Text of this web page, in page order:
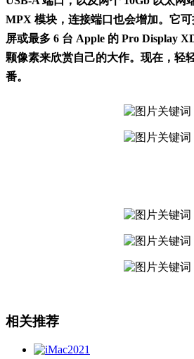
MPX 模块，连接端口也会增加。它
屏或最多 6 台 Apple 的 Pro Display
颗像素来欣赏自己的大作。现在，轻
番。
相关推荐